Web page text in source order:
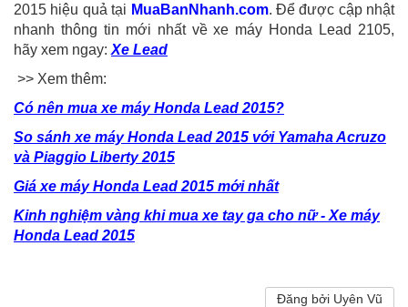
2015 hiệu quả tại MuaBanNhanh.com. Để được cập nhật
nhanh thông tin mới nhất về xe máy Honda Lead 2105,
hãy xem ngay: Xe Lead
>> Xem thêm:
Có nên mua xe máy Honda Lead 2015?
So sánh xe máy Honda Lead 2015 với Yamaha Acruzo
và Piaggio Liberty 2015
Giá xe máy Honda Lead 2015 mới nhất
Kinh nghiệm vàng khi mua xe tay ga cho nữ - Xe máy
Honda Lead 2015
Đăng bởi Uyên Vũ